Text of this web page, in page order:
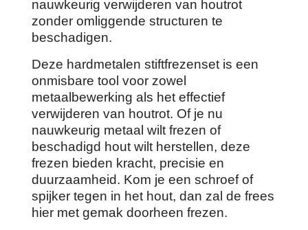
nauwkeurig verwijderen van houtrot
zonder omliggende structuren te
beschadigen.
Deze hardmetalen stiftfrezenset is een
onmisbare tool voor zowel
metaalbewerking als het effectief
verwijderen van houtrot. Of je nu
nauwkeurig metaal wilt frezen of
beschadigd hout wilt herstellen, deze
frezen bieden kracht, precisie en
duurzaamheid. Kom je een schroef of
spijker tegen in het hout, dan zal de frees
hier met gemak doorheen frezen.